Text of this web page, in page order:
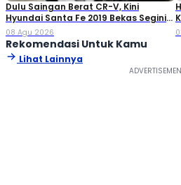
Dulu Saingan Berat CR-V, Kini
Hyundai Santa Fe 2019 Bekas Segini
Harganya
08 Agu 2026
Rekomendasi Untuk Kamu
Lihat Lainnya